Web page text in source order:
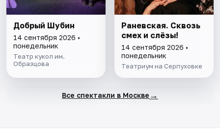
Добрый Шубин
14 сентября 2026 •
понедельник
Театр кукол им.
Образцова
Раневская. Сквозь
смех и слёзы!
14 сентября 2026 •
понедельник
Театриум на Серпуховке
Все спектакли в Москве →